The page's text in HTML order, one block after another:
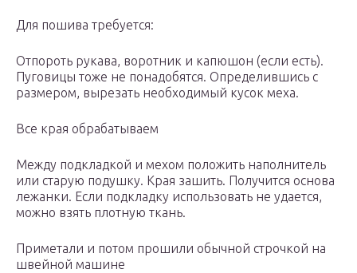
Для пошива требуется:
Отпороть рукава, воротник и капюшон (если есть).
Пуговицы тоже не понадобятся. Определившись с
размером, вырезать необходимый кусок меха.
Все края обрабатываем
Между подкладкой и мехом положить наполнитель
или старую подушку. Края зашить. Получится основа
лежанки. Если подкладку использовать не удается,
можно взять плотную ткань.
Приметали и потом прошили обычной строчкой на
швейной машине